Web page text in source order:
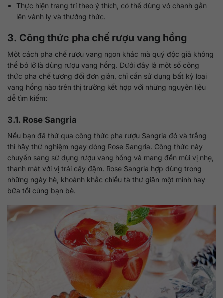
Thực hiện trang trí theo ý thích, có thể dùng vỏ chanh gắn
lên vành ly và thưởng thức.
3. Công thức pha chế rượu vang hồng
Một cách pha chế rượu vang ngon khác mà quý độc giả không
thể bỏ lỡ là dùng rượu vang hồng. Dưới đây là một số công
thức pha chế tương đối đơn giản, chỉ cần sử dụng bất kỳ loại
vang hồng nào trên thị trường kết hợp với những nguyên liệu
dễ tìm kiếm:
3.1. Rose Sangria
Nếu bạn đã thử qua công thức pha rượu Sangria đỏ và trắng
thì hãy thử nghiệm ngay dòng Rose Sangria. Công thức này
chuyển sang sử dụng rượu vang hồng và mang đến mùi vị nhẹ,
thanh mát với vị trái cây đậm. Rose Sangria hợp dùng trong
những ngày hè, khoảnh khắc chiều tà thư giãn một mình hay
bữa tối cùng bạn bè.